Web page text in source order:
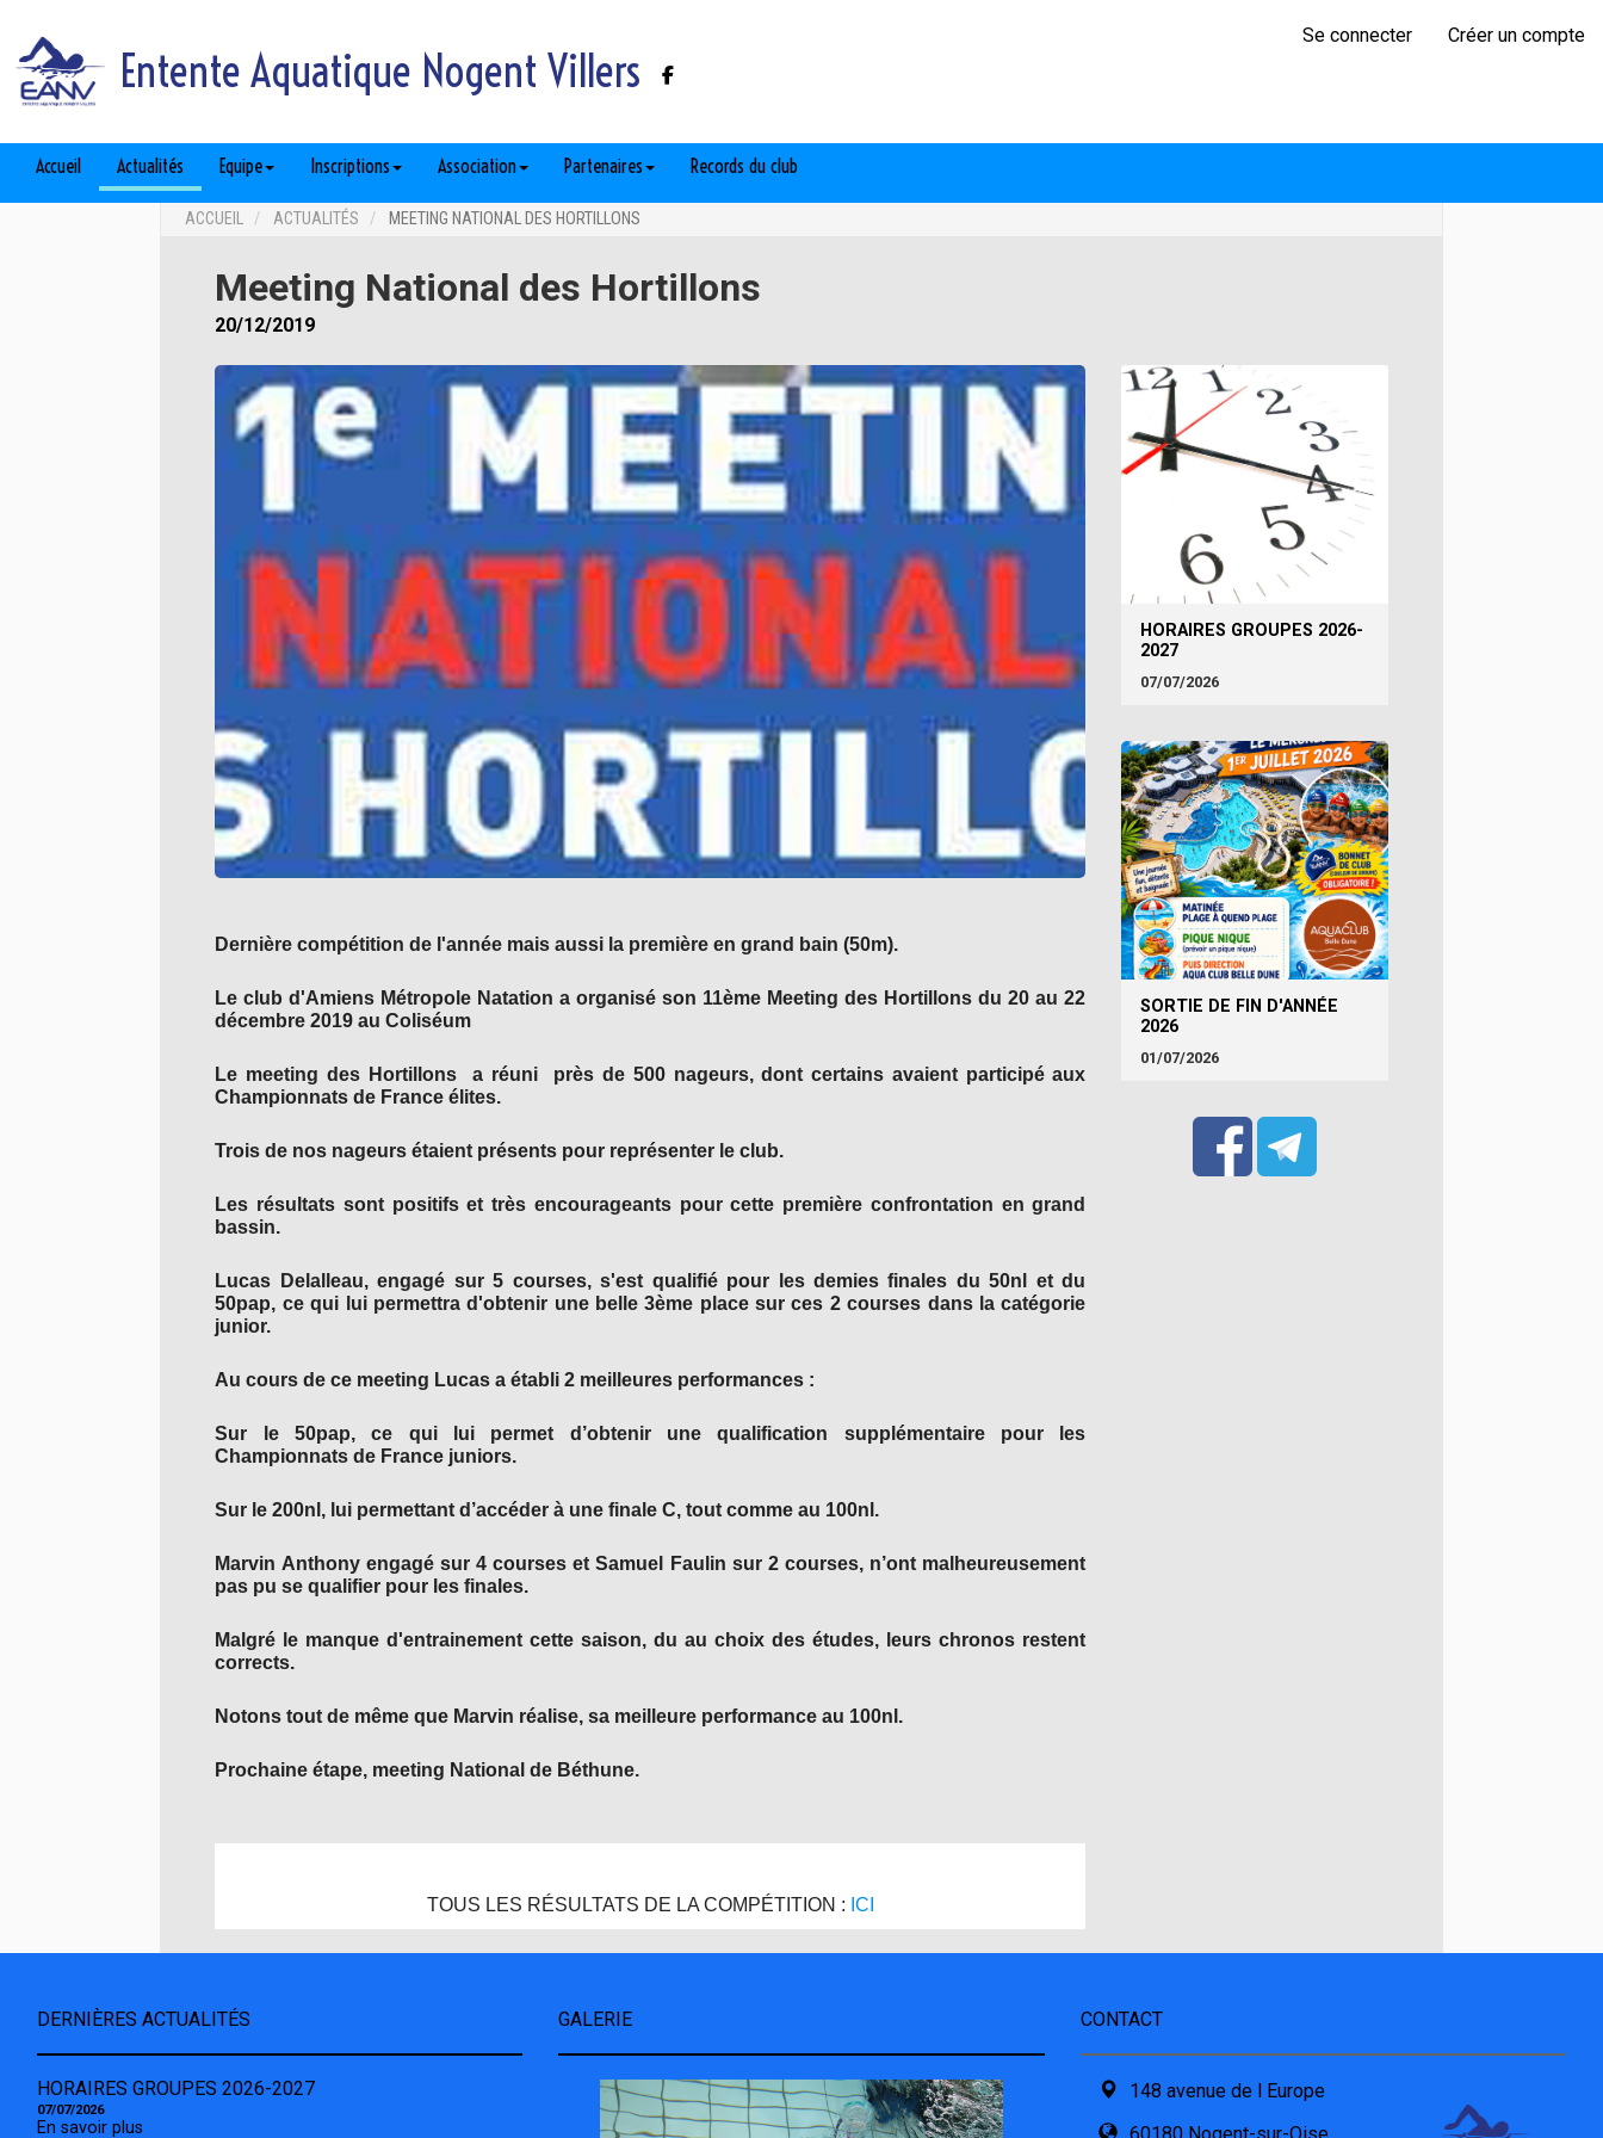
Entente Aquatique Nogent Villers
Se connecter Créer un compte
Accueil Actualités Equipe Inscriptions Association Partenaires Records du club
ACCUEIL ACTUALITÉS MEETING NATIONAL DES HORTILLONS
Meeting National des Hortillons
20/12/2019
Dernière compétition de l'année mais aussi la première en grand bain (50m).
Le club d'Amiens Métropole Natation a organisé son 11ème Meeting des Hortillons du 20 au 22
décembre 2019 au Coliséum
Le meeting des Hortillons a réuni près de 500 nageurs, dont certains avaient participé aux
Championnats de France élites.
Trois de nos nageurs étaient présents pour représenter le club.
Les résultats sont positifs et très encourageants pour cette première confrontation en grand
bassin.
Lucas Delalleau, engagé sur 5 courses, s'est qualifié pour les demies finales du 50nl et du
50pap, ce qui lui permettra d'obtenir une belle 3ème place sur ces 2 courses dans la catégorie
junior.
Au cours de ce meeting Lucas a établi 2 meilleures performances :
Sur le 50pap, ce qui lui permet d’obtenir une qualification supplémentaire pour les
Championnats de France juniors.
Sur le 200nl, lui permettant d’accéder à une finale C, tout comme au 100nl.
Marvin Anthony engagé sur 4 courses et Samuel Faulin sur 2 courses, n’ont malheureusement
pas pu se qualifier pour les finales.
Malgré le manque d'entrainement cette saison, du au choix des études, leurs chronos restent
corrects.
Notons tout de même que Marvin réalise, sa meilleure performance au 100nl.
Prochaine étape, meeting National de Béthune.
TOUS LES RÉSULTATS DE LA COMPÉTITION : ICI
HORAIRES GROUPES 2026-
2027
07/07/2026
SORTIE DE FIN D'ANNÉE
2026
01/07/2026
DERNIÈRES ACTUALITÉS
HORAIRES GROUPES 2026-2027
07/07/2026
En savoir plus
GALERIE CONTACT
148 avenue de l Europe